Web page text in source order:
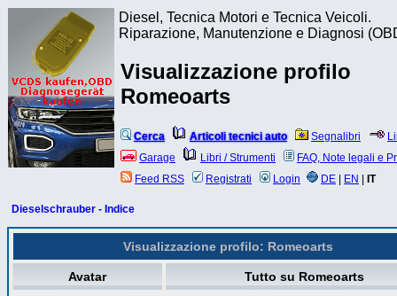
Diesel, Tecnica Motori e Tecnica Veicoli.
Riparazione, Manutenzione e Diagnosi
Visualizzazione profilo
Romeoarts
Cerca Articoli tecnici auto Segnalibri
Garage
Libri / Strumenti
FAQ, Note legali e
Feed RSS
Registrati Login DE EN IT
Dieselschrauber - Indice
Visualizzazione profilo: Romeoarts
Avatar
Tutto su Romeoarts